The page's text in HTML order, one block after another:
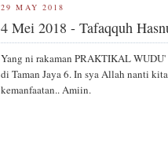
29 MAY 2018
4 Mei 2018 - Tafaqquh
Yang ni rakaman PRAKTIKAL
di Taman Jaya 6. In sya Allah nanti
kemanfaatan.. Amiin.